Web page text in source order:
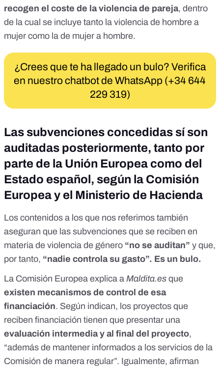
recogen el coste de la violencia de pareja, dentro
de la cual se incluye tanto la violencia de hombre a
mujer como la de mujer a hombre.
¿Crees que te ha llegado un bulo? Verifica
en nuestro chatbot de WhatsApp (+34 644
229 319)
Las subvenciones concedidas sí son
auditadas posteriormente, tanto por
parte de la Unión Europea como del
Estado español, según la Comisión
Europea y el Ministerio de Hacienda
Los contenidos a los que nos referimos también
aseguran que las subvenciones que se reciben en
materia de violencia de género “no se auditan” y que,
por tanto, “nadie controla su gasto”. Es un bulo.
La Comisión Europea explica a Maldita.es que
existen mecanismos de control de esa
financiación. Según indican, los proyectos que
reciben financiación tienen que presentar una
evaluación intermedia y al final del proyecto,
“además de mantener informados a los servicios de la
Comisión de manera regular”. Igualmente, afirman